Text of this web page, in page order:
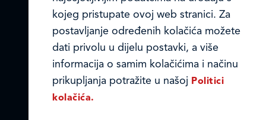
Obavijest o Privatnosti i Kolačići
Privacy notice and Cookies
© LEDO plus d.o.o. 2026.
kojeg pristupate ovoj web stranici. Za
postavljanje određenih kolačića možete
dati privolu u dijelu postavki, a više
informacija o samim kolačićima i načinu
prikupljanja potražite u našoj Politici
kolačića.
Nužni (tehnički) kolačići
Nužni kolačići omogućuju osnovne
funkcionalnosti. Bez ovih kolačića, web-
stranica ne može pravilno funkcionirati,